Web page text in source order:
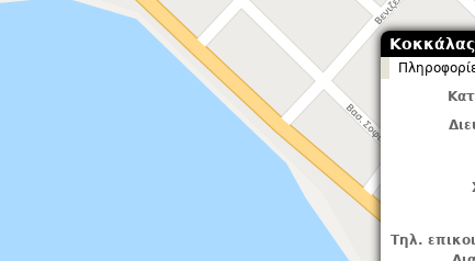
Κοκκάλας
Τηλ.